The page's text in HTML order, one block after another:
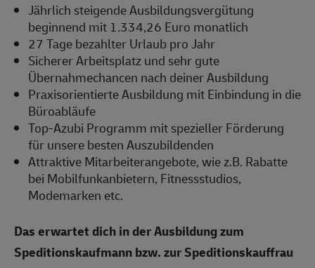
Jährlich steigende Ausbildungsvergütung
beginnend mit 1.334,26 Euro monatlich
27 Tage bezahlter Urlaub pro Jahr
Sicherer Arbeitsplatz und sehr gute
Übernahmechancen nach deiner Ausbildung
Praxisorientierte Ausbildung mit Einbindung in die
Büroabläufe
Top-Azubi Programm mit spezieller Förderung
für unsere besten Auszubildenden
Attraktive Mitarbeiterangebote, wie z.B. Rabatte
bei Mobilfunkanbietern, Fitnessstudios,
Modemarken etc.
Das erwartet dich in der Ausbildung zum
Speditionskaufmann bzw. zur Speditionskauffrau